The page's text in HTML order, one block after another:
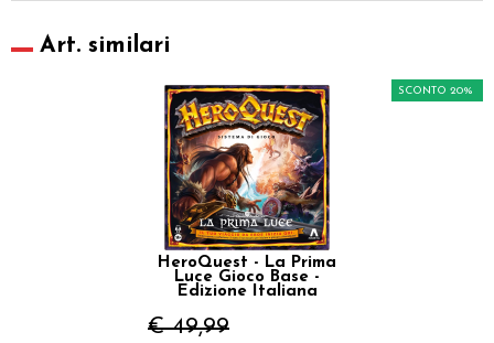
Art. similari
HeroQuest - La Prima
Luce Gioco Base -
Edizione Italiana
€ 49,99
SCONTO 20%